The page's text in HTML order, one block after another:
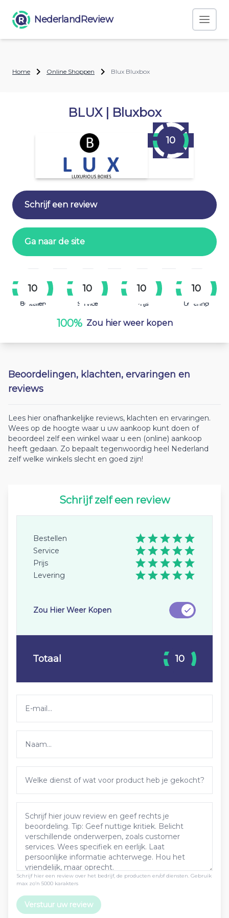
NederlandReview
Home Online Shoppen Blux Bluxbox
BLUX | Bluxbox
10
Schrijf een review
Ga naar de site
10
Bestellen
10
Service
10
Prijs
10
Levering
100% Zou hier weer kopen
Beoordelingen, klachten, ervaringen en
reviews
Lees hier onafhankelijke reviews, klachten en ervaringen.
Wees op de hoogte waar u uw aankoop kunt doen of
beoordeel zelf een winkel waar u een (online) aankoop
heeft gedaan. Zo bepaalt tegenwoordig heel Nederland
zelf welke winkels slecht en goed zijn!
Schrijf zelf een review
Schrijf hier een review over het bedrijf, de producten en/of diensten. Gebruik
max zo’n 5000 karakters
Verstuur uw review
Bestellen
Service
Prijs
Levering
Zou Hier Weer Kopen
Totaal 10